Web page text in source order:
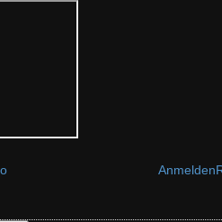
Anmelden